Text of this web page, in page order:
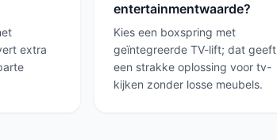
extra
entertainmentwaarde?
Kies een boxspring met
geïntegreerde TV-lift; dat geeft
een strakke oplossing voor tv-
kijken zonder losse meubels.